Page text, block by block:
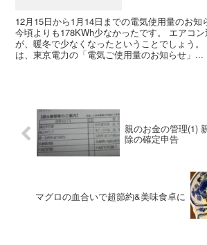
12月15日から1月14日までの電気使用量のお知
今頃よりも178KWh少なかったです。 エアコ
が、暖冬で少なくなったということでしょう
は、東京電力の「電気ご使用量のお知らせ」...
親のお金の管理(1)
除の確定申告
マグロの血合いで超節約&美味食卓に